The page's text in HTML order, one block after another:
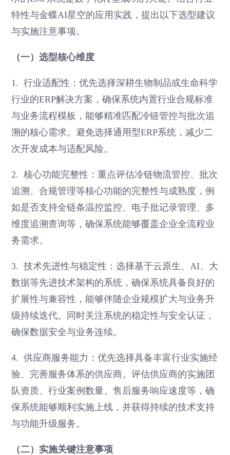
特性与金蝶AI星空的应用实践，提出以下选型建议
与实施注意事项。
（一）选型核心维度
1. 行业适配性：优先选择深耕生物制品或生命科学
行业的ERP解决方案，确保系统内置行业合规标准
与业务流程模板，能够精准匹配冷链管控与批次追
溯的核心需求。避免选择通用型ERP系统，减少二
次开发成本与适配风险。
2. 核心功能完整性：重点评估冷链物流管控、批次
追溯、合规管理等核心功能的完整性与成熟度，例
如是否支持全链条温控监控、电子批记录管理、多
维度追溯查询等，确保系统能够覆盖企业全流程业
务需求。
3. 技术先进性与稳定性：选择基于云原生、AI、大
数据等先进技术架构的系统，确保系统具备良好的
扩展性与兼容性，能够伴随企业规模扩大与业务升
级持续迭代。同时关注系统的稳定性与安全认证，
确保数据安全与业务连续。
4. 供应商服务能力：优先选择具备丰富行业实施经
验、完善服务体系的供应商。评估供应商的实施团
队资质、行业案例数量、售后服务响应速度等，确
保系统能够顺利实施上线，并获得持续的技术支持
与功能升级服务。
（二）实施关键注意事项